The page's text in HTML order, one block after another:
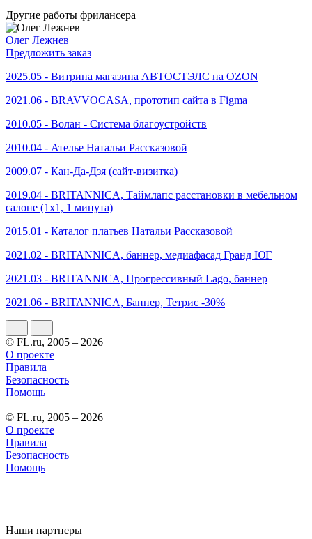
Другие работы фрилансера
Олег Лежнев
Предложить заказ
2025.05 - Витрина магазина АВТОСТЭЛС на OZON
2021.06 - BRAVVOCASA, прототип сайта в Figma
2010.05 - Волан - Система благоустройств
2010.04 - Ателье Натальи Рассказовой
2009.07 - Кан-Да-Дзя (сайт-визитка)
2019.04 - BRITANNICA, Таймлапс расстановки в мебельном
салоне (1x1, 1 минута)
2015.01 - Каталог платьев Натальи Рассказовой
2021.02 - BRITANNICA, баннер, медиафасад Гранд ЮГ
2021.03 - BRITANNICA, Прогрессивный Lago, баннер
2021.06 - BRITANNICA, Баннер, Тетрис -30%
© FL.ru, 2005 – 2026
О проекте
Правила
Безопасность
Помощь
© FL.ru, 2005 – 2026
О проекте
Правила
Безопасность
Помощь
Наши партнеры